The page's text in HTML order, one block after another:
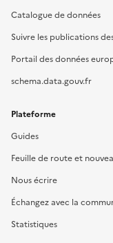
Catalogue de données
Suivre les publications
Portail des données
schema.data.gouv.fr
Plateforme
Guides
Feuille de route et
Nous écrire
Échangez avec la
Statistiques